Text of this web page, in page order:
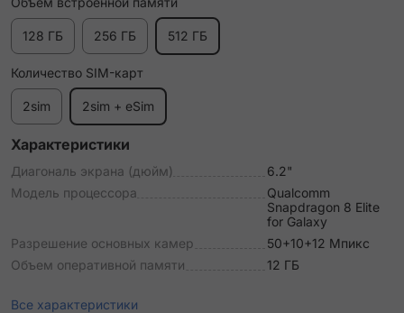
128 ГБ 256 ГБ 512 ГБ
Количество SIM-карт
2sim 2sim + eSim
Характеристики
Диагональ экрана (дюйм)
6.2"
Модель процессора
Qualcomm
Snapdragon 8 Elite
for Galaxy
Разрешение основных камер
50+10+12 Мпикс
Объем оперативной памяти
12 ГБ
Все характеристики